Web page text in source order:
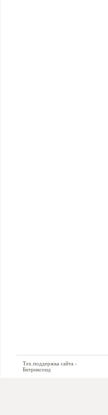
Тех.поддержка сайта -
Битриксоид